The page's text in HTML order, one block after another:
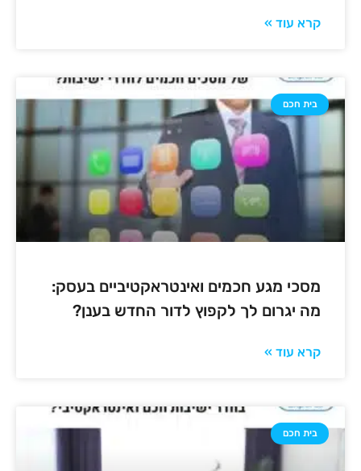
קרא עוד »
בית חכם
מסכי מגע חכמים ואינטראקטיביים בעסק:
מה יגרום לך לקפוץ לדור החדש בענן?
קרא עוד »
בית חכם